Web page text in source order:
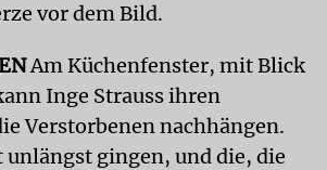
vor dem Bild.
Am Küchenfenster, mit Blick
Inge Strauss ihren
Verstorbenen nachhängen.
unlängst gingen, und die, die